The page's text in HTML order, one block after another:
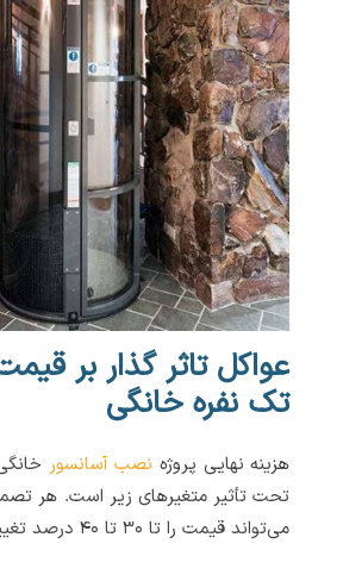
عواکل تاثر گذار بر
تک نفره خانگی
هزینه نهایی پروژه نصب آسانسور
تحت تأثیر متغیرهای زیر است. هر
می‌تواند قیمت را تا ۳۰ تا ۴۰ درصد تغییر دهد: